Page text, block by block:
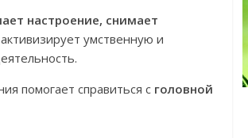
настроение, снимает
умственную и
помогает справиться с головной